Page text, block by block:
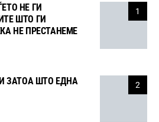
1
НЕ ГИ
ШТО ГИ
НЕ ПРЕСТАНЕМЕ
2
ЗАТОА ШТО ЕДНА